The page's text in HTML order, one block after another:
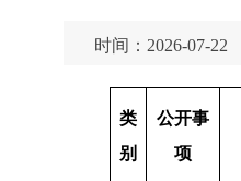
时间：2026-07-22
类
别
公开事
项